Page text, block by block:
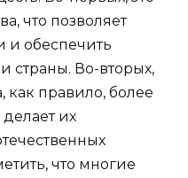
что позволяет
и обеспечить
страны. Во-вторых,
как правило, более
их
что многие